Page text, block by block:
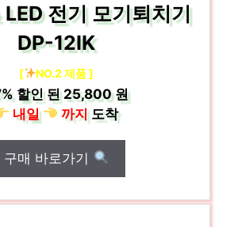
전기 모기퇴치기
DP-12IK
[ NO.2 제품 ]
할인 된25,800 원
내일
까지도착
구매 바로가기